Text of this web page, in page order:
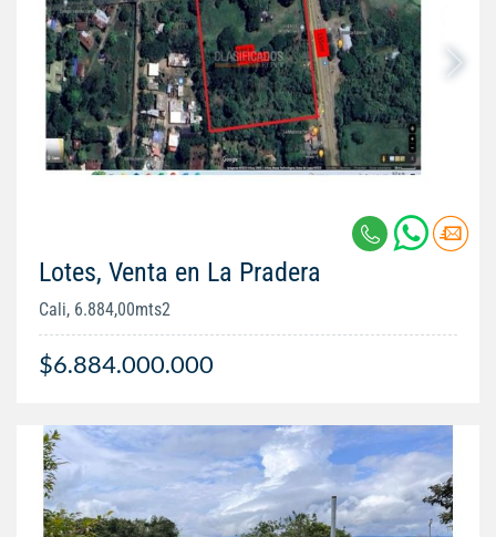
Lotes, Venta en La Pradera
Cali, 6.884,00mts2
$6.884.000.000